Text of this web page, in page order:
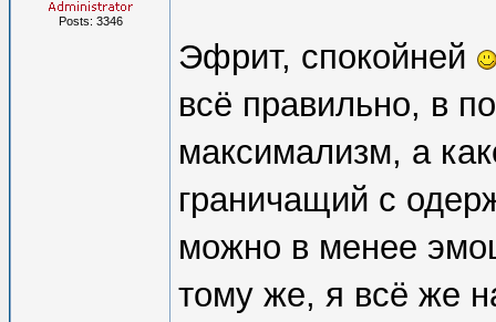
Posts: 3346
Эфрит, спокойней
всё правильно, в
максимализм, а
граничащий с
можно в менее
тому же, я всё же